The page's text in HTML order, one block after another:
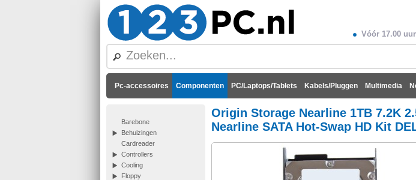
Vóór 17.00
Pc-accessoires Componenten PC/Laptops/Tablets Kabels/Pluggen Multimedia
Barebone
Behuizingen
Cardreader
Controllers
Cooling
Floppy
Origin Storage Nearline 1TB 7.2K
Nearline SATA Hot-Swap HD Kit